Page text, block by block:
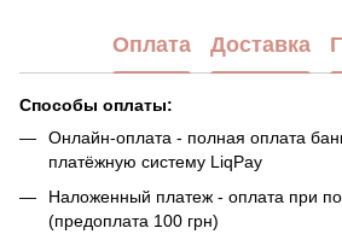
Оплата Доставка
Способы оплаты:
Онлайн-оплата - полная оплата
платёжную систему LiqPay
Наложенный платеж - оплата при
(предоплата 100 грн)